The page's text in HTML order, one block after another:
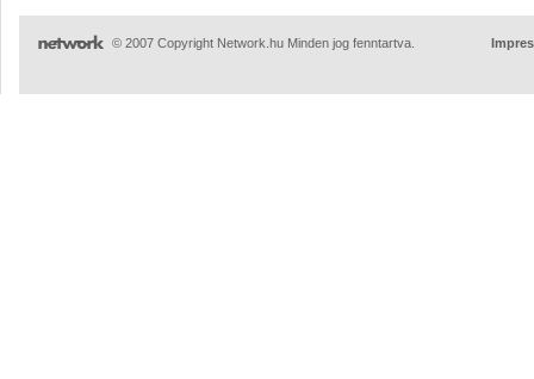
© 2007 Copyright Network.hu Minden jog fenntartva.